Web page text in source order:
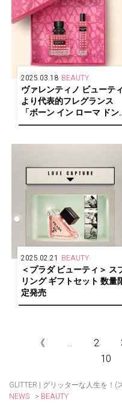
2025.03.18 BEAUTY
ヴァレンティノ ビューティ
より代表的フレグランス
「ボーン イン ローマ ドン
ナ」の限定セットがトワル
たBOXで登場
2025.02.21 BEAUTY
＜プラダ ビューティ＞ ス
リング ギフトセット 数量
定発売
《 ... 2
10
GLITTER | グリッターな人生を！
NEWS > BEAUTY